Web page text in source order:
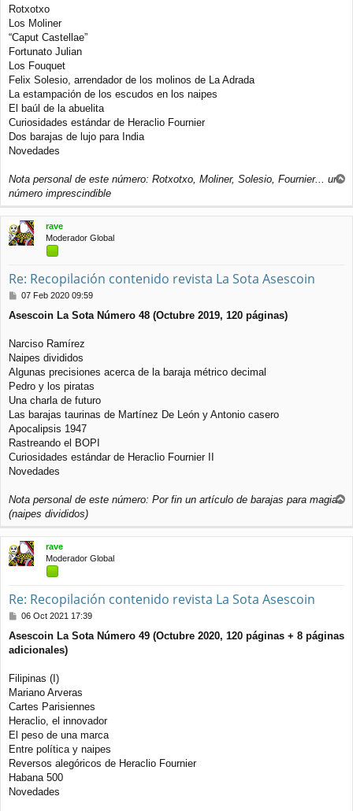
a
Rotxotxo
Los Moliner
“Caput Castellae”
Fortunato Julian
Los Fouquet
Felix Solesio, arrendador de los molinos de La Adrada
La estampación de los escudos en los naipes
El baúl de la abuelita
Curiosidades estándar de Heraclio Fournier
Dos barajas de lujo para India
Novedades
Nota personal de este número: Rotxotxo, Moliner, Solesio, Fournier... un
número imprescindible
r
i
rave
Moderador Global
Re: Recopilación contenido revista La Sota Asescoin
M
n
a
07 Feb 2020 09:59
Asescoin La Sota Número 48 (Octubre 2019, 120 páginas)
Narciso Ramírez
Naipes divididos
Algunas precisiones acerca de la baraja métrico decimal
Pedro y los piratas
Una charla de futuro
Las barajas taurinas de Martínez De León y Antonio casero
Apocalipsis 1947
Rastreando el BOPI
Curiosidades estándar de Heraclio Fournier II
Novedades
Nota personal de este número: Por fin un artículo de barajas para magia
(naipes divididos)
i
rave
Moderador Global
Re: Recopilación contenido revista La Sota Asescoin
M
n
s
j
e
06 Oct 2021 17:39
Asescoin La Sota Número 49 (Octubre 2020, 120 páginas + 8 páginas
adicionales)
Filipinas (I)
Mariano Arveras
Cartes Parisiennes
Heraclio, el innovador
El peso de una marca
Entre política y naipes
Reversos alegóricos de Heraclio Fournier
Habana 500
Novedades